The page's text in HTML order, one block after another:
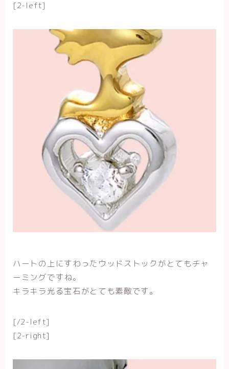
[2-left]
ハートの上にすわったウッドストックがとてもチャ
ーミングですね。
キラキラ光る宝石がとても素敵です。
[/2-left]
[2-right]